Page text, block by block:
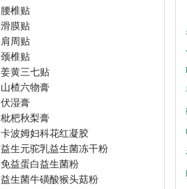
腰椎贴
滑膜贴
肩周贴
颈椎贴
姜黄三七贴
山楂六物膏
伏湿膏
枇杷秋梨膏
卡波姆妇科花红凝胶
益生元驼乳益生菌冻干粉
免益蛋白益生菌粉
益生菌牛磺酸猴头菇粉